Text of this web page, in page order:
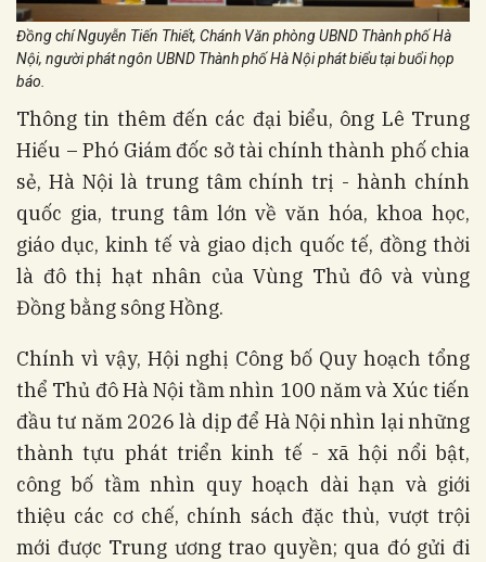
Đồng chí Nguyễn Tiến Thiết, Chánh Văn phòng UBND Thành phố Hà
Nội, người phát ngôn UBND Thành phố Hà Nội phát biểu tại buổi họp
báo.
Thông tin thêm đến các đại biểu, ông Lê Trung
Hiếu – Phó Giám đốc sở tài chính thành phố chia
sẻ, Hà Nội là trung tâm chính trị - hành chính
quốc gia, trung tâm lớn về văn hóa, khoa học,
giáo dục, kinh tế và giao dịch quốc tế, đồng thời
là đô thị hạt nhân của Vùng Thủ đô và vùng
Đồng bằng sông Hồng.
Chính vì vậy, Hội nghị Công bố Quy hoạch tổng
thể Thủ đô Hà Nội tầm nhìn 100 năm và Xúc tiến
đầu tư năm 2026 là dịp để Hà Nội nhìn lại những
thành tựu phát triển kinh tế - xã hội nổi bật,
công bố tầm nhìn quy hoạch dài hạn và giới
thiệu các cơ chế, chính sách đặc thù, vượt trội
mới được Trung ương trao quyền; qua đó gửi đi